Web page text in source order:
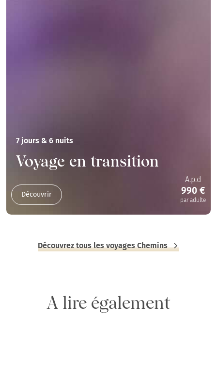
7 jours & 6 nuits
Voyage en transition
Découvrir
A.p.d
990 €
par adulte
Découvrez tous les voyages Chemins
A lire également